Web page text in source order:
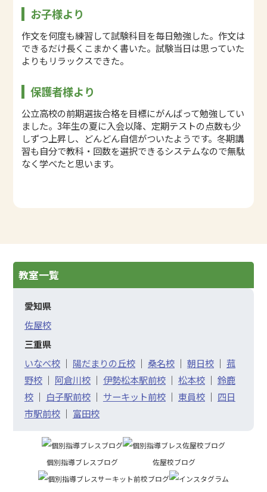
お子様より
作文を何度も練習して試験科目を毎日勉強した。作文は
できるだけ長くこまかく書いた。試験当日は思っていた
よりもリラックスできた。
保護者様より
公立高校の前期選抜合格を目標にがんばって勉強してい
ました。3年生の夏に入会以降、定期テストの点数も少
しずつ上昇し、どんどん自信がついたようです。冬期講
習も自分で教科・回数を選択できるシステムなので無駄
なく学べたと思います。
教室一覧
愛知県
佐屋校
三重県
いなべ校｜ 陽だまりの丘校｜ 桑名校｜ 朝日校｜ 菰
野校｜ 阿倉川校｜ 伊勢松本駅前校｜ 松本校｜ 鈴鹿
校｜ 白子駅前校｜ サーキット前校｜ 東員校｜ 四日
市駅前校｜ 富田校
個別指導ブレスブログ 佐屋校ブログ